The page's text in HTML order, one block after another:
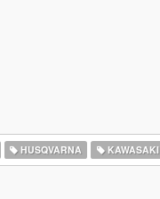
HUSQVARNA KAWASAKI